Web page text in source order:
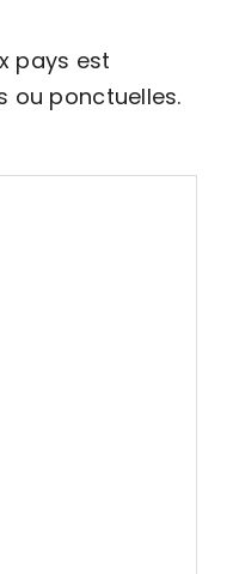
pays est
ou ponctuelles.